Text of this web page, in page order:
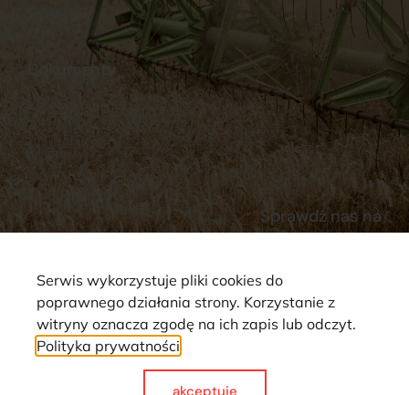
Dokumenty
Regulamin
Polityka prywatności
Reklamacje i zwroty
Dostawy
Płatności
Sprawdź nas na
Strona wykorzystuje pliki cookie. Wszystkie prawa zastrzeżone ©
Serwis wykorzystuje pliki cookies do
poprawnego działania strony. Korzystanie z
witryny oznacza zgodę na ich zapis lub odczyt.
Polityka prywatności
akceptuje